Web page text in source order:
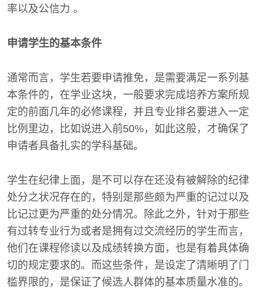
率以及公信力 。
申请学生的基本条件
通常而言，学生若要申请推免，是需要满足一系列基
本条件的，在学业这块，一般要求完成培养方案所规
定的前面几年的必修课程，并且专业排名要进入一定
比例里边，比如说进入前50%，如此这般，才确保了
申请者具备扎实的学科基础。
学生在纪律上面，是不可以存在还没有被解除的纪律
处分之状况存在的，特别是那些颇为严重的记过以及
比记过更为严重的处分情况。除此之外，针对于那些
有过转专业行为或者是拥有过交流经历的学生而言，
他们在课程修读以及成绩转换方面，也是有着具体确
切的规定要求的。而这些条件，是设定了清晰明了门
槛界限的，是保证了候选人群体的基本质量水准的。